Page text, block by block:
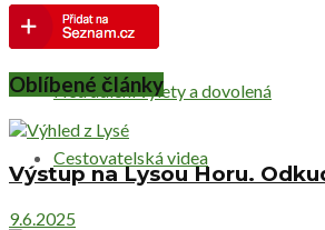
Druhy výletů
Netradiční výlety a dovolená
Cestovatelská videa
Oblíbené články
Výstup na Lysou Horu.
9.6.2025